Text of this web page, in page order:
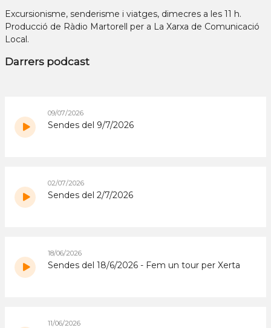
Excursionisme, senderisme i viatges, dimecres a les 11 h.
Producció de Ràdio Martorell per a La Xarxa de Comunicació
Local.
Darrers podcast
09/07/2026
Sendes del 9/7/2026
02/07/2026
Sendes del 2/7/2026
18/06/2026
Sendes del 18/6/2026 - Fem un tour per Xerta
11/06/2026